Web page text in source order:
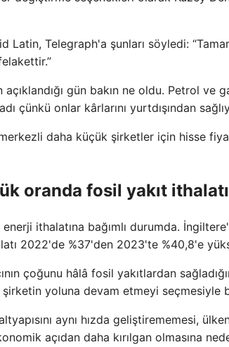
Latin, Telegraph'a şunları söyledi:
gün bakın ne oldu. Petrol ve
çünkü onlar kârlarını yurtdışından
daha küçük şirketler için hisse
oranda fosil yakıt
ithalatına bağımlı durumda.
2022'de %37'den 2023'te %40,8'e
çoğunu hâlâ fosil yakıtlardan
şirketin yoluna devam etmeyi seçmesiyle
aynı hızda geliştirememesi,
açıdan daha kırılgan olmasına